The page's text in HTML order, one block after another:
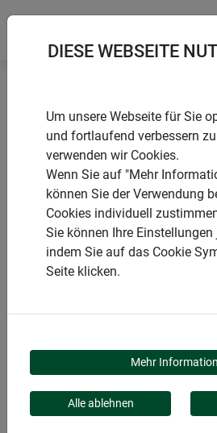
Startseite Säcke
PRODUKTE
DIESE WEBSEITE
Um unsere Webseite für Sie
und fortlaufend verbessern
verwenden wir Cookies.
Wenn Sie auf "Mehr
können Sie der Verwendung
Cookies individuell
Sie können Ihre Einstellungen
indem Sie auf das Cookie
Seite klicken.
Mehr
Alle ablehnen